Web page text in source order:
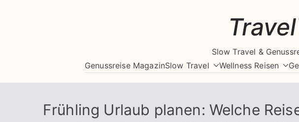
Slow Travel &
Genussreise MagazinSlow Travel Wellness Reisen
Frühling Urlaub planen: Welche